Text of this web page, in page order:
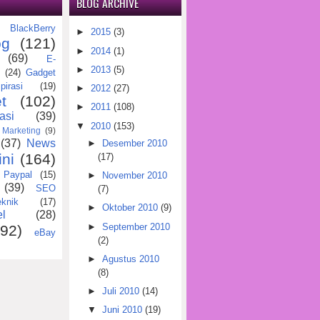
BlackBerry
(121)
(69)
E-
(24) Gadget
(19)
(102)
(39)
Marketing (9)
(37) News
(164)
Paypal (15)
(39)
SEO
(17)
(28)
eBay
►2015 (3)
► 2014 (1)
► 2013 (5)
►2012 (27)
►2011 (108)
▼
2010 (153)
►
Desember 2010
(17)
►
November 2010
(7)
► Oktober 2010 (9)
► September 2010
(2)
► Agustus 2010
(8)
► Juli 2010 (14)
▼
Juni 2010 (19)